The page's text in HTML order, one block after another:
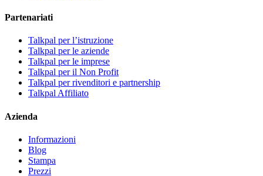
Partenariati
Talkpal per l’istruzione
Talkpal per le aziende
Talkpal per le imprese
Talkpal per il Non Profit
Talkpal per rivenditori e partnership
Talkpal Affiliato
Azienda
Informazioni
Blog
Stampa
Prezzi